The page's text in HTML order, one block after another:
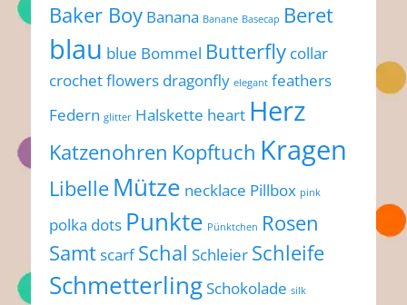
Baker Boy Banana Banane Basecap Beret
blau blue Bommel Butterfly collar
crochet flowers dragonfly elegant feathers
Federn glitter Halskette heart Herz
Katzenohren Kopftuch Kragen
Libelle Mütze necklace Pillbox pink
polka dots Punkte Pünktchen Rosen
Samtscarf Schal Schleier Schleife
SchmetterlingSchokolade silk